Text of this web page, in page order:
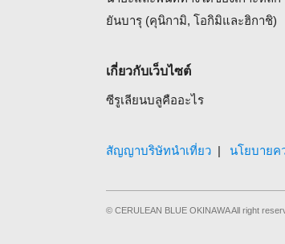
ยันบารุ (คุนิกามิ, โอกิมิและฮิกาชิ)
เกี่ยวกับเว็บไซต์
ซีรูเลียนบลูคืออะไร
สัญญาบริษัทนำเที่ยว นโยบายค
© CERULEAN BLUE OKINAWA All right